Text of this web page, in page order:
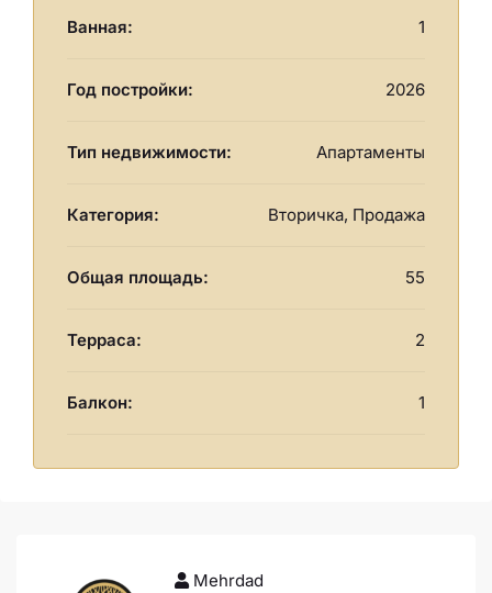
Ванная: 1
Год постройки: 2026
Тип недвижимости: Апартаменты
Категория: Вторичка, Продажа
Общая площадь: 55
Терраса: 2
Балкон: 1
Mehrdad